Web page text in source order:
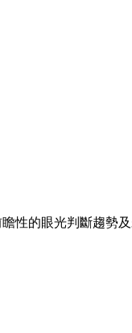
性的眼光判斷趨勢